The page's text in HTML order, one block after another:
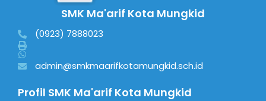
SMK Ma'arif Kota Mungkid
(0923) 7888023
admin@smkmaarifkotamungkid.sch.id
Profil SMK Ma'arif Kota Mungkid